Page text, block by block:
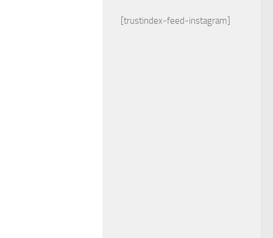
[trustindex-feed-instagram]